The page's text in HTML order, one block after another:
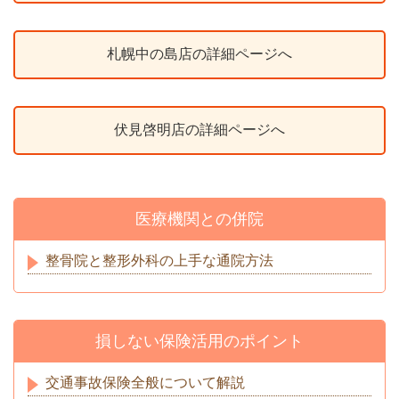
札幌中の島店の詳細ページへ
伏見啓明店の詳細ページへ
医療機関との併院
整骨院と整形外科の上手な通院方法
損しない保険活用のポイント
交通事故保険全般について解説